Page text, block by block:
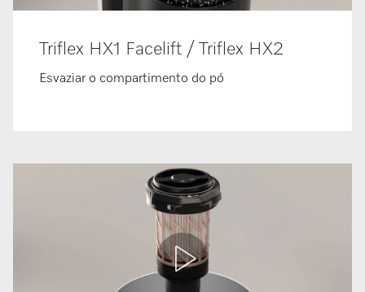
Triflex HX1 Facelift / Triflex HX2
Esvaziar o compartimento do pó